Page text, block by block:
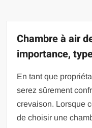
Chambre à air
importance,
En tant que
serez sûrement
crevaison. Lorsque
de choisir une